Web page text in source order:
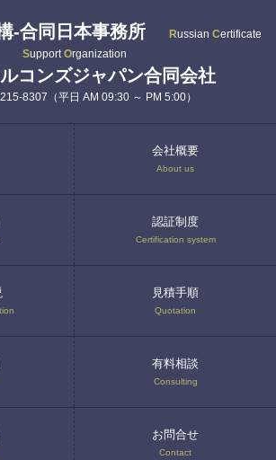
-合同日本事務所 Russian Certificate
SupportOrganization
コンズジャパン合同会社
8307（平日 AM 09:30 ～ PM 5:00）
会社概要
About us
認証制度
Certification system
見積手順
Quotation
有料相談
Consulting
お問合せ
Contact